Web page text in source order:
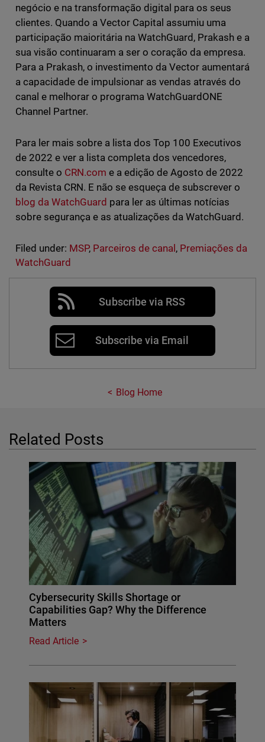
negócio e na transformação digital para os seus
clientes. Quando a Vector Capital assumiu uma
participação maioritária na WatchGuard, Prakash e a
sua visão continuaram a ser o coração da empresa.
Para a Prakash, o investimento da Vector aumentará
a capacidade de impulsionar as vendas através do
canal e melhorar o programa WatchGuardONE
Channel Partner.
Para ler mais sobre a lista dos Top 100 Executivos
de 2022 e ver a lista completa dos vencedores,
consulte o CRN.com e a edição de Agosto de 2022
da Revista CRN. E não se esqueça de subscrever o
blog da WatchGuard para ler as últimas notícias
sobre segurança e as atualizações da WatchGuard.
Filed under: MSP, Parceiros de canal, Premiações da
WatchGuard
Subscribe via RSS
Subscribe via Email
Blog Home
Related Posts
Cybersecurity Skills Shortage or
Capabilities Gap? Why the Difference
Matters
Read Article